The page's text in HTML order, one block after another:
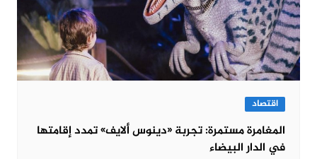
اقتصاد
المغامرة مستمرة: تجربة «دينوس ألايف» تمدد إقامتها
في الدار البيضاء